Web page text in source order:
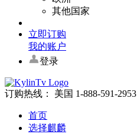
其他国家
立即订购
我的账户
登录
订购热线： 美国 1-888-591-2953
首页
选择麒麟